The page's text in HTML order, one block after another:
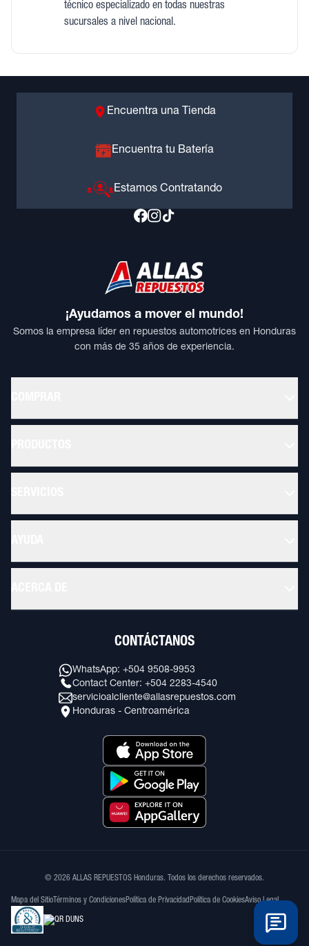
técnico especializado en todas nuestras
sucursales a nivel nacional.
Encuentra una Tienda
Encuentra tu Batería
Estamos Contratando
¡Ayudamos a mover el mundo!
Somos la empresa líder en repuestos automotrices en Honduras
con más de 35 años de experiencia.
CONTÁCTANOS
WhatsApp: +504 9508-9953
Contact Center: +504 2283-4540
servicioalcliente@allasrepuestos.com
Honduras - Centroamérica
© 2026 ALLAS REPUESTOS Honduras. Todos los derechos reservados.
Mapa del Sitio Términos y CondicionesPolítica de Privacidad Política de CookiesAviso Legal